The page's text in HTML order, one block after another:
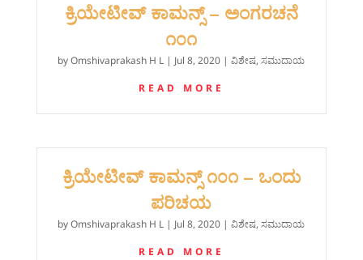
ಕ್ರಿಯೇಟೀವ್ ಕಾಮನ್ಸ್ – ಅಂಗರಚನೆ
೧೦೧
byOmshivaprakash H L | Jul 8, 2020 |ವಿಶೇಷ,ಸಮುದಾಯ
READ MORE
‍ಕ್ರಿಯೇಟೀವ್ ಕಾಮನ್ಸ್ ೧೦೧‌ – ಒಂದು
ಪರಿಚಯ
byOmshivaprakash H L | Jul 8, 2020 |ವಿಶೇಷ,ಸಮುದಾಯ
READ MORE